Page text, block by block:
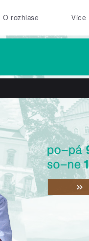
O rozhlase Více